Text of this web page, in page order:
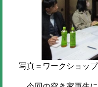
写真＝ワークショッ